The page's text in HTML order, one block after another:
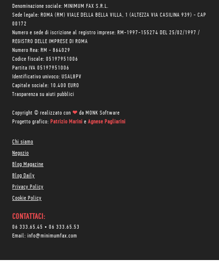
Denominazione sociale: MINIMUM FAX S.R.L.
Sede legale: ROMA (RM) VIALE DELLA BELLA VILLA, 1 (ALTEZZA VIA CASILINA 939) - CAP
00172
Numero e sede di iscrizione al registro imprese: RM-1997-155274 DEL 25/02/1997 /
REGISTRO DELLE IMPRESE DI ROMA
Numero Rea: RM - 864029
Codice fiscale: 05197951006
Partita IVA 05197951006
Identificativo univoco: USAL8PV
Capitale sociale: 10.400 EURO
Trasparenza su aiuti pubblici
Copyright © realizzato con ❤ da MONK Software
Progetto grafico: Patrizio Marini e Agnese Pagliarini
Chi siamo
Negozio
Blog Magazine
Blog Daily
Privacy Policy
Cookie Policy
CONTATTACI:
06 333.65.45 • 06 333.65.53
Email: info@minimumfax.com